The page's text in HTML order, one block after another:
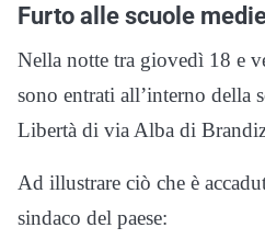
Furto alle scuole
Nella notte tra giovedì 18 e
sono entrati all’interno della
Libertà di via Alba di
Ad illustrare ciò che è
sindaco del paese: